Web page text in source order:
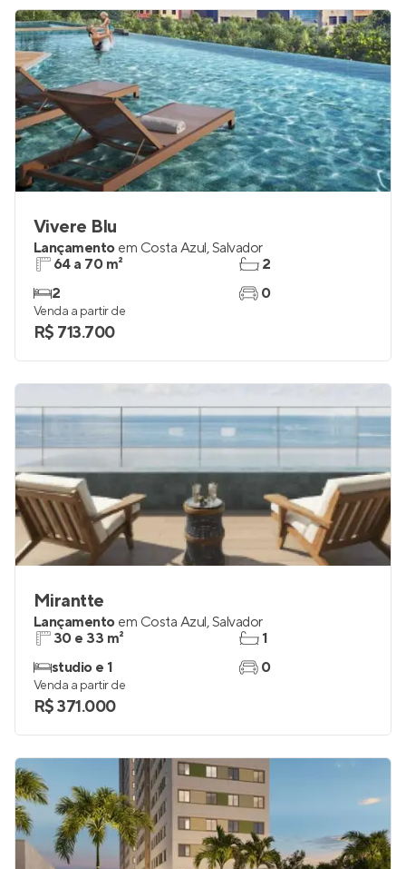
Vivere Blu
Lançamento em Costa Azul,Salvador
64 a 70 m²
2
2
0
Venda a partir de
R$ 713.700
Mirantte
Lançamento em Costa Azul,Salvador
30 e 33 m²
studio e 1
1
0
Venda a partir de
R$ 371.000